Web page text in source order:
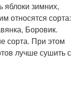
яблоки зимних,
относятся сорта:
Боровик.
сорта. При этом
лучше сушить с